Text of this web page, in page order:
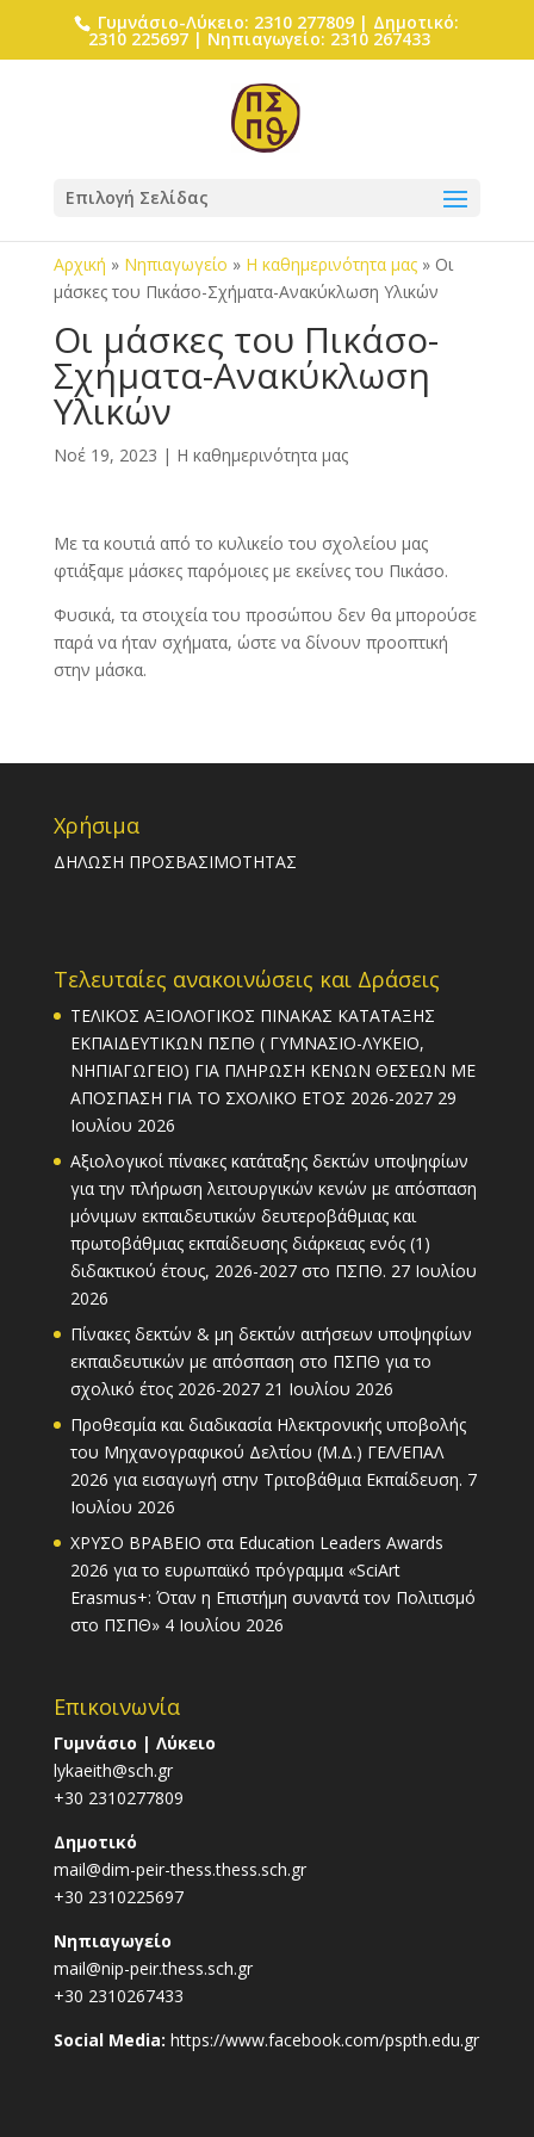
Γυμνάσιο-Λύκειο: 2310 277809 | Δημοτικό:
2310 225697 | Νηπιαγωγείο: 2310 267433
Επιλογή Σελίδας
Αρχική » Νηπιαγωγείο » Η καθημερινότητα μας» Οι
μάσκες του Πικάσο-Σχήματα-Ανακύκλωση Υλικών
Οι μάσκες του Πικάσο-
Σχήματα-Ανακύκλωση
Υλικών
Νοέ 19, 2023 | Η καθημερινότητα μας
Με τα κουτιά από το κυλικείο του σχολείου μας
φτιάξαμε μάσκες παρόμοιες με εκείνες του Πικάσο.
Φυσικά, τα στοιχεία του προσώπου δεν θα μπορούσε
παρά να ήταν σχήματα, ώστε να δίνουν προοπτική
στην μάσκα.
Χρήσιμα
ΔΗΛΩΣΗ ΠΡΟΣΒΑΣΙΜΟΤΗΤΑΣ
Τελευταίες ανακοινώσεις και Δράσεις
ΤΕΛΙΚΟΣ ΑΞΙΟΛΟΓΙΚΟΣ ΠΙΝΑΚΑΣ ΚΑΤΑΤΑΞΗΣ
ΕΚΠΑΙΔΕΥΤΙΚΩΝ ΠΣΠΘ ( ΓΥΜΝΑΣΙΟ-ΛΥΚΕΙΟ,
ΝΗΠΙΑΓΩΓΕΙΟ) ΓΙΑ ΠΛΗΡΩΣΗ ΚΕΝΩΝ ΘΕΣΕΩΝ ΜΕ
ΑΠΟΣΠΑΣΗ ΓΙΑ ΤΟ ΣΧΟΛΙΚΟ ΕΤΟΣ 2026-2027 29
Ιουλίου 2026
Αξιολογικοί πίνακες κατάταξης δεκτών υποψηφίων
για την πλήρωση λειτουργικών κενών με απόσπαση
μόνιμων εκπαιδευτικών δευτεροβάθμιας και
πρωτοβάθμιας εκπαίδευσης διάρκειας ενός (1)
διδακτικού έτους, 2026-2027 στο ΠΣΠΘ. 27 Ιουλίου
2026
Πίνακες δεκτών & μη δεκτών αιτήσεων υποψηφίων
εκπαιδευτικών με απόσπαση στο ΠΣΠΘ για το
σχολικό έτος 2026-2027 21 Ιουλίου 2026
Προθεσμία και διαδικασία Ηλεκτρονικής υποβολής
του Μηχανογραφικού Δελτίου (Μ.Δ.) ΓΕΛ/ΕΠΑΛ
2026 για εισαγωγή στην Τριτοβάθμια Εκπαίδευση. 7
Ιουλίου 2026
ΧΡΥΣΟ ΒΡΑΒΕΙΟ στα Education Leaders Awards
2026 για το ευρωπαϊκό πρόγραμμα «SciArt
Erasmus+: Όταν η Επιστήμη συναντά τον Πολιτισμό
στο ΠΣΠΘ» 4 Ιουλίου 2026
Επικοινωνία
Γυμνάσιο | Λύκειο
lykaeith@sch.gr
+30 2310277809
Δημοτικό
mail@dim-peir-thess.thess.sch.gr
+30 2310225697
Νηπιαγωγείο
mail@nip-peir.thess.sch.gr
+30 2310267433
Social Media: https://www.facebook.com/pspth.edu.gr